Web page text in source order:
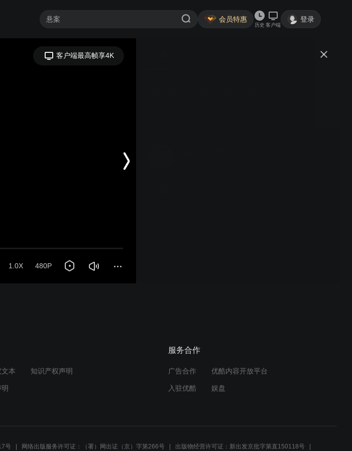
会员特惠
历史 客户端
登录
客户端最高帧享4K
1.0X 480P
游视频
文本 知识产权声明
服务合作
广告合作 优酷内容开放平台
入驻优酷 娱盘
号 网络出版服务许可证：（署）网出证（京）字第266号 出版物经营许可证：新出发京批字第直150118号